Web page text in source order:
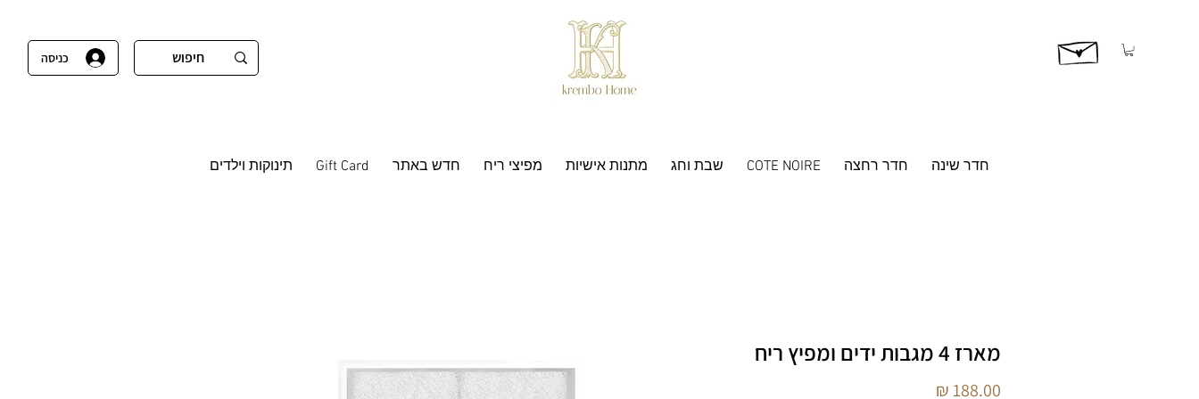
כניסה
חדר שינה חדר רחצה COTE NOIRE שבת וחג מתנות אישיות מפיצי ריח חדש באתר Gift Card תינוקות וילדים
מארז 4 מגבות ידים ומפיץ ריח